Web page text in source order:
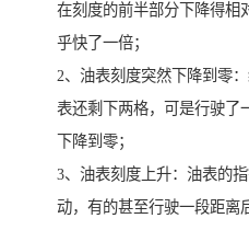
在刻度的前半部分下降得相
乎快了一倍；
2、油表刻度突然下降到零
表还剩下两格，可是行驶了
下降到零；
3、油表刻度上升：油表的
动，有的甚至行驶一段距离